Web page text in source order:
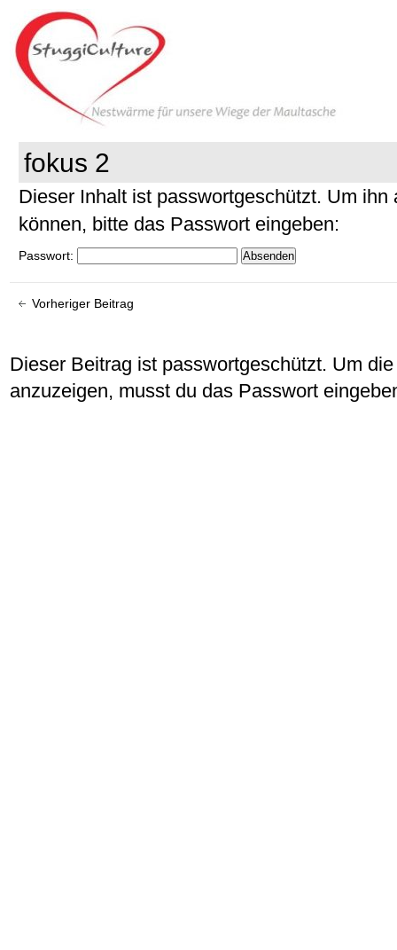
fokus 2
Dieser Inhalt ist passwortgeschützt. Um ihn
können, bitte das Passwort eingeben:
Passwort:
Vorheriger Beitrag
Dieser Beitrag ist passwortgeschützt. Um
anzuzeigen, musst du das Passwort